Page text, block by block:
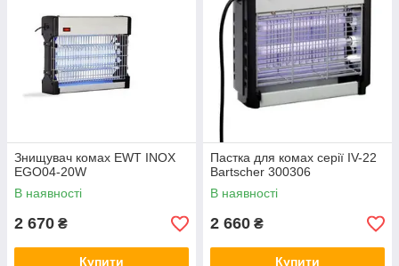
Знищувач комах EWT INOX
EGO04-20W
В наявності
2 670 ₴
Купити
Пастка для комах серії IV-22
Bartscher 300306
В наявності
2 660 ₴
Купити